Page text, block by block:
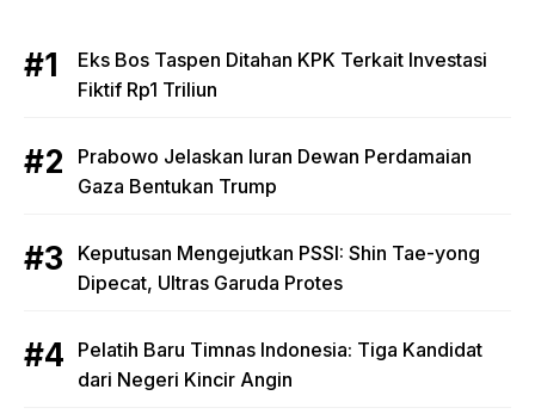
Eks Bos Taspen Ditahan KPK Terkait Investasi
Fiktif Rp1 Triliun
Prabowo Jelaskan Iuran Dewan Perdamaian
Gaza Bentukan Trump
Keputusan Mengejutkan PSSI: Shin Tae-yong
Dipecat, Ultras Garuda Protes
Pelatih Baru Timnas Indonesia: Tiga Kandidat
dari Negeri Kincir Angin